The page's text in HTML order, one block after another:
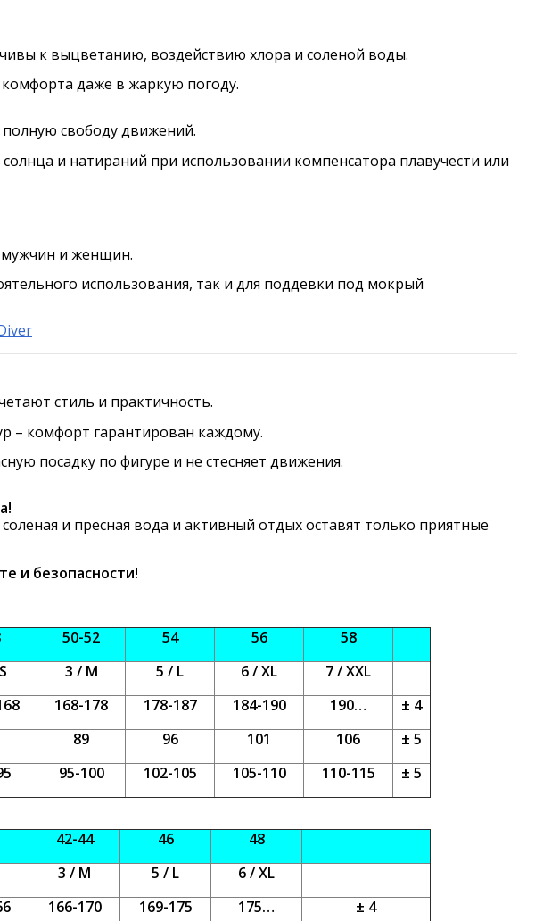
к выцветанию, воздействию хлора и соленой воды.
даже в жаркую погоду.
свободу движений.
и натираний при использовании компенсатора плавучести или
мужчин и женщин.
использования, так и для поддевки под мокрый
стиль и практичность.
– комфорт гарантирован каждому.
посадку по фигуре и не стесняет движения.
и пресная вода и активный отдых оставят только приятные
и безопасности!
50-52 54 56
58
3 / M 5 / L 6 / XL
7 / XXL
68 168-178 178-187 184-190 190…
± 4
89 96 101 106
± 5
95-100 102-105 105-110 110-115 ± 5
42-44 46
48
3 / M 5 / L
6 / XL
166-170 169-175 175… ± 4